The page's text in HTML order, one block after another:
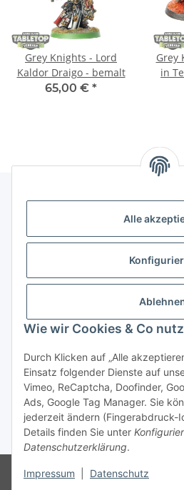
Alle
Wie wir Cookies & Co
Durch Klicken auf „Alle
Einsatz folgender Dienste auf
Vimeo, ReCaptcha, Doofinder,
Ads, Google Tag Manager. Sie
jederzeit ändern (Fingerabdruck-
Details finden Sie unter
Datenschutzerklärung.
Impressum Datenschutz
Grey Knights - Lord
Kaldor Draigo - bemalt
65,00 € *
Grey
in
Gesetzliche Informationen
Bestellung
* Alle Preise inkl. gesetzlicher USt., zzgl.
Besucherzähler: 75713254